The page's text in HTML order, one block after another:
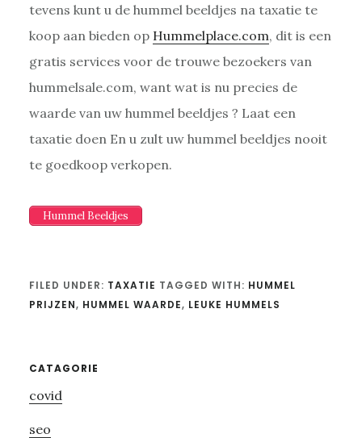
tevens kunt u de hummel beeldjes na taxatie te
koop aan bieden op Hummelplace.com, dit is een
gratis services voor de trouwe bezoekers van
hummelsale.com, want wat is nu precies de
waarde van uw hummel beeldjes ? Laat een
taxatie doen En u zult uw hummel beeldjes nooit
te goedkoop verkopen.
Hummel Beeldjes
FILED UNDER: TAXATIE TAGGED WITH: HUMMEL
PRIJZEN, HUMMEL WAARDE, LEUKE HUMMELS
Primary
Sidebar
CATAGORIE
covid
seo